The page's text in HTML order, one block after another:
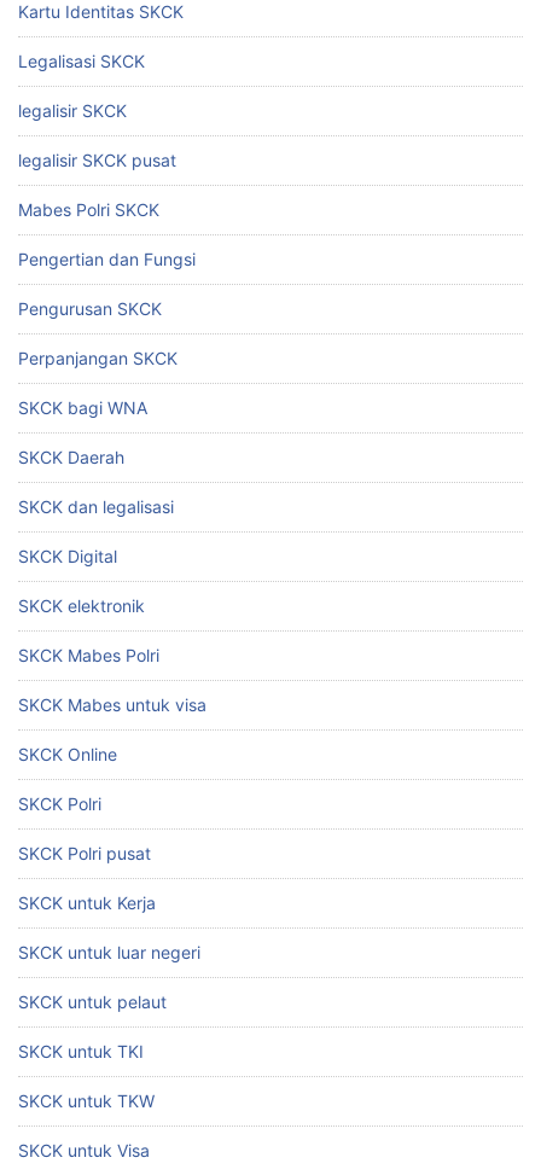
Kartu Identitas SKCK
Legalisasi SKCK
legalisir SKCK
legalisir SKCK pusat
Mabes Polri SKCK
Pengertian dan Fungsi
Pengurusan SKCK
Perpanjangan SKCK
SKCK bagi WNA
SKCK Daerah
SKCK dan legalisasi
SKCK Digital
SKCK elektronik
SKCK Mabes Polri
SKCK Mabes untuk visa
SKCK Online
SKCK Polri
SKCK Polri pusat
SKCK untuk Kerja
SKCK untuk luar negeri
SKCK untuk pelaut
SKCK untuk TKI
SKCK untuk TKW
SKCK untuk Visa